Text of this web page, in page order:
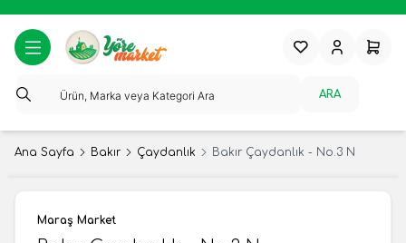
ARA
FavorilerimHesabım
Ana Sayfa Bakır Çaydanlık Bakır Çaydanlık - No.3 N
Maraş Market